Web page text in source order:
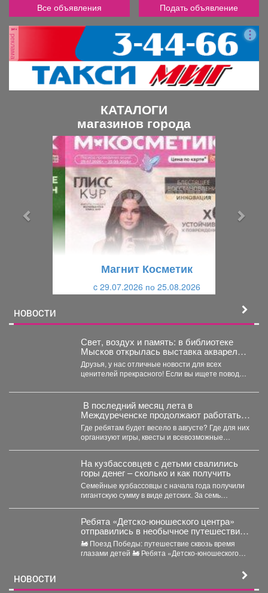
Все объявления Подать объявление
реклама
КАТАЛОГИ
магазинов города
Магнит Косметик
c 29.07.2026 по 25.08.2026
НОВОСТИ
Свет, воздух и память: в библиотеке
Мысков открылась выставка акварели
«Воспоминания»
Друзья, у нас отличные новости для всех
ценителей прекрасного! Если вы ищете повод
️ В последний месяц лета в
Междуреченске продолжают работать
летние детские площадки.
Где ребятам будет весело в августе? Где для них
организуют игры, квесты и всевозможные
На кузбассовцев с детьми свалились
горы денег – сколько и как получить
Семейные кузбассовцы с начала года получили
гигантскую сумму в виде детских. За семь
Ребята «Детско-юношеского центра»
отправились в необычное путешествие -
на борт «Поезда Победы».
🚂 Поезд Победы: путешествие сквозь время
глазами детей 🚂 Ребята «Детско-юношеского
НОВОСТИ